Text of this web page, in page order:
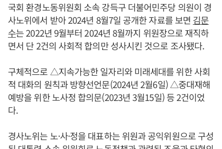
국회 환경노동위원회 소속 강득구 더불어민주당 의원이 경
사노위에서 받아 2024년 8월7일 공개한 자료를 보면 김문
수는 2022년 9월부터 2024년 8월까지 위원장으로 재직하
면서 단 2건의 사회적 합의만 성사시킨 것으로 조사됐다.
구체적으로 △지속가능한 일자리와 미래세대를 위한 사회
적 대화의 원칙과 방향선언문(2024년 2월6일) △중대재해
예방을 위한 노사정 합의문(2023년 3월15일) 등 2건이었
다.
경사노위는 노·사·정을 대표하는 위원과 공익위원으로 구성